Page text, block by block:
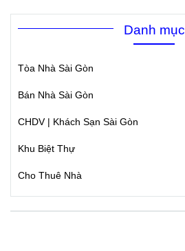
Danh mục
Tòa Nhà Sài Gòn
Bán Nhà Sài Gòn
CHDV | Khách Sạn Sài Gòn
Khu Biệt Thự
Cho Thuê Nhà